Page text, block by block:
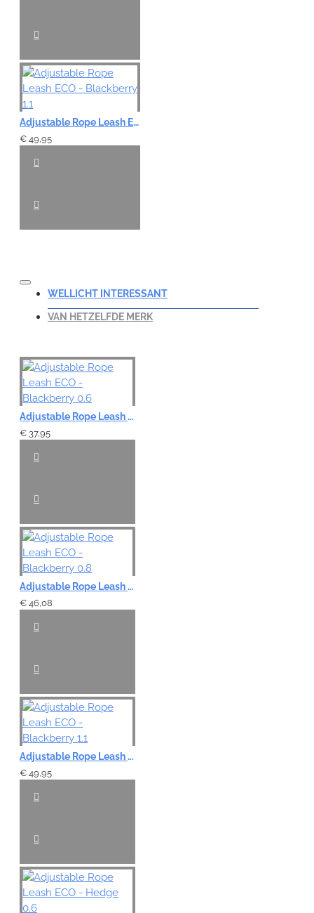
Adjustable Rope Leash ECO - Blackberry 1.1
€ 49,95
WELLICHT INTERESSANT
VAN HETZELFDE MERK
Adjustable Rope Leash ECO - Blackberry 0.6
€ 37,95
Adjustable Rope Leash ECO - Blackberry 0.8
€ 46,08
Adjustable Rope Leash ECO - Blackberry 1.1
€ 49,95